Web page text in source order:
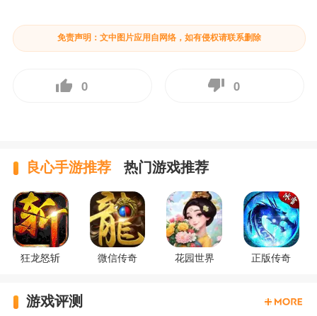
免责声明：文中图片应用自网络，如有侵权请联系删除
0 0
良心手游推荐 热门游戏推荐
狂龙怒斩 微信传奇 花园世界 正版传奇
游戏评测